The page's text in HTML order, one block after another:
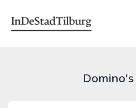
indestadtilburg.nl
Domino's